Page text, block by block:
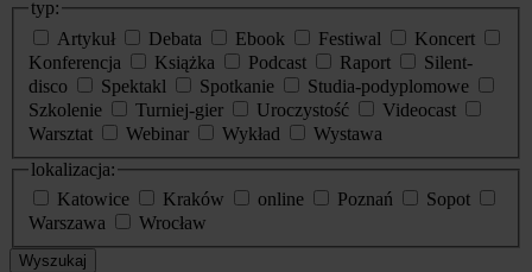
typ:
Artykuł
Debata Ebook Festiwal
Koncert
Konferencja
Książka Podcast Raport
Silent-
disco
Spektakl Spotkanie
Studia-podyplomowe
Szkolenie
Turniej-gier Uroczystość
Videocast
Warsztat
Webinar Wykład
Wystawa
lokalizacja:
Katowice
Kraków online Poznań
Sopot
Warszawa
Wrocław
Wyszukaj